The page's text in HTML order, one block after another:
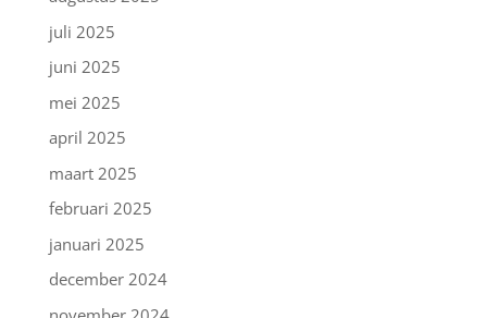
juli 2025
juni 2025
mei 2025
april 2025
maart 2025
februari 2025
januari 2025
december 2024